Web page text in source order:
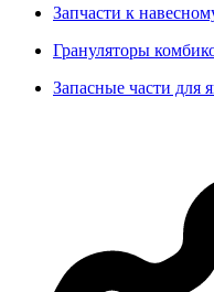
Запчасти к
Грануляторы
Запасные части для